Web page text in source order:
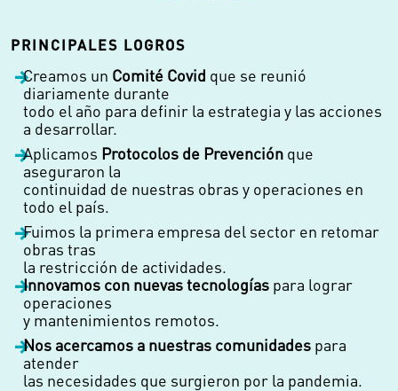
PRINCIPALES LOGROS
Creamos un Comité Covid que se reunió
diariamente durante
todo el año para definir la estrategia y las acciones
a desarrollar.
Aplicamos Protocolos de Prevenciónque
aseguraron la
continuidad de nuestras obras y operaciones en
todo el país.
Fuimos la primera empresa del sector en retomar
obras tras
la restricción de actividades.
Innovamos con nuevas tecnologíaspara lograr
operaciones
y mantenimientos remotos.
Nos acercamos a nuestras comunidadespara
atender
las necesidades que surgieron por la pandemia.